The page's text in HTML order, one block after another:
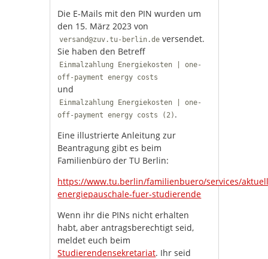
Die E-Mails mit den PIN wurden um
den 15. März 2023 von
versand@zuv.tu-berlin.de versendet.
Sie haben den Betreff
Einmalzahlung Energiekosten | one-
off-payment energy costs
und
Einmalzahlung Energiekosten | one-
off-payment energy costs (2) .
Eine illustrierte Anleitung zur
Beantragung gibt es beim
Familienbüro der TU Berlin:
https://www.tu.berlin/familienbuero/services/
energiepauschale-fuer-studierende
Wenn ihr die PINs nicht erhalten
habt, aber antragsberechtigt seid,
meldet euch beim
Studierendensekretariat. Ihr seid